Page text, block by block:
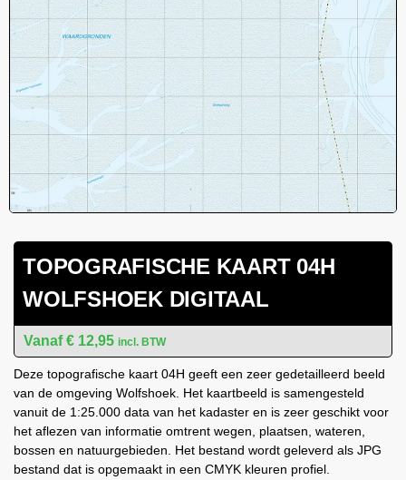
TOPOGRAFISCHE KAART 04H
WOLFSHOEK DIGITAAL
€ 12,95 incl. BTW
Deze topografische kaart 04H geeft een zeer gedetailleerd beeld
van de omgeving Wolfshoek. Het kaartbeeld is samengesteld
vanuit de 1:25.000 data van het kadaster en is zeer geschikt voor
het aflezen van informatie omtrent wegen, plaatsen, wateren,
bossen en natuurgebieden. Het bestand wordt geleverd als JPG
bestand dat is opgemaakt in een CMYK kleuren profiel.